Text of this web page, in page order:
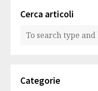
Cerca articoli
Categorie